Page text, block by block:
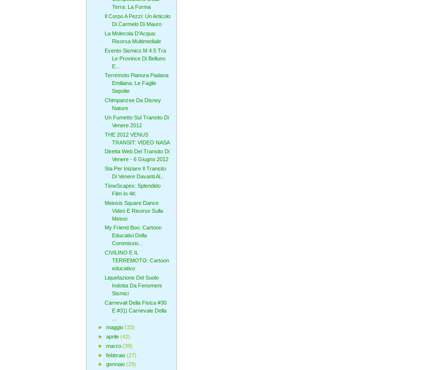
Terra: La Forma
Il Corpo A Pezzi: Un Articolo
Di Carmelo Di Mauro
La Molecola D'Acqua:
Risorsa Multimediale
Evento Sismico M 4.5 Tra
Le Province Di Belluno
E...
Terremoto Pianura Padana
Emiliana: Le Faglie
Sepolte
Chimpanzee Da Disney
Nature
Un Fumetto Sul Transito Di
Venere 2012
THE 2012 VENUS
TRANSIT: VIDEO NASA
Diretta Web Del Transito Di
Venere - 6 Giugno 2012
Sta Per Iniziare Il Transito
Di Venere Davanti Al...
TimeScapes: Splendido
Film In 4K
Meiosis Square Dance
Video E Risorse Sulla
Meiosi
My Friend Boo: Cartoon
Educativi Della
Commissio...
CIVILINO E IL
TERREMOTO: Cartoon
educativo
Liquefazione Del Suolo
Indotta Da Fenomeni
Sismici
Carnevali Della Fisica #30
E #31| Carnevale Della
► maggio (33)
► aprile (42)
► marzo (39)
► febbraio (27)
► gennaio (29)